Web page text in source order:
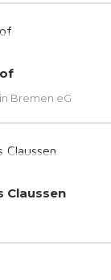
Bremen eG
Claussen